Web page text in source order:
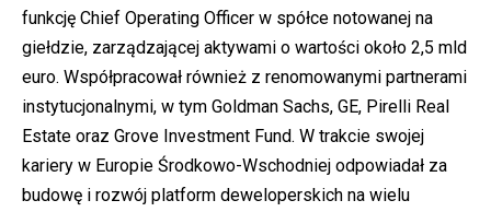
funkcję Chief Operating Officer w spółce notowanej na
giełdzie, zarządzającej aktywami o wartości około 2,5 mld
euro. Współpracował również z renomowanymi partnerami
instytucjonalnymi, w tym Goldman Sachs, GE, Pirelli Real
Estate oraz Grove Investment Fund. W trakcie swojej
kariery w Europie Środkowo-Wschodniej odpowiadał za
budowę i rozwój platform deweloperskich na wielu